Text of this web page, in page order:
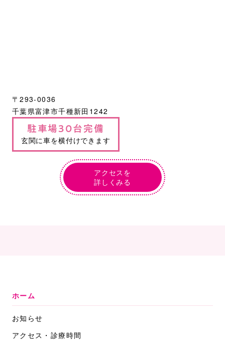
〒293-0036
千葉県富津市千種新田1242
駐車場30台完備
玄関に車を横付けできます
アクセスを
詳しくみる
ホーム
お知らせ
アクセス・診療時間